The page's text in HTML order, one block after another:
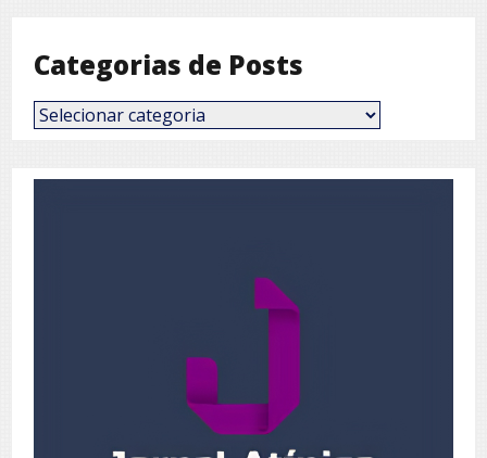
Categorias de Posts
Categorias
de